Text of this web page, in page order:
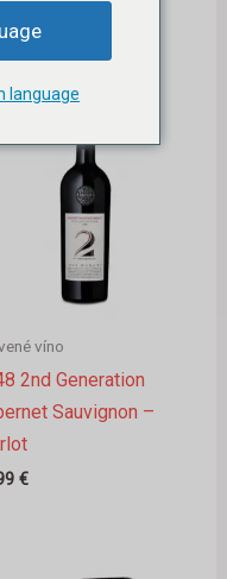
víno
2nd Generation
Sauvignon –
€
language